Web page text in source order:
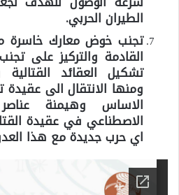
الطيران الحربي.
تجنب خوض معارك خاسرة
القادمة والتركيز على
تشكيل العقائد
ومنها الانتقال الى عقيدة
الاساس وهيمنة عناصر
الاصطناعي في عقيدة
اي حرب جديدة مع هذا